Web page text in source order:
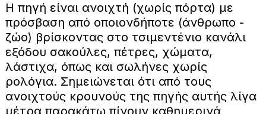
Η πηγή είναι ανοιχτή (χωρίς πόρτα) με
πρόσβαση από οποιονδήποτε (άνθρωπο -
ζώο) βρίσκοντας στο τσιμεντένιο κανάλι
εξόδου σακούλες, πέτρες, χώματα,
λάστιχα, όπως και σωλήνες χωρίς
ρολόγια. Σημειώνεται ότι από τους
ανοιχτούς κρουνούς της πηγής αυτής λίγα
μέτρα παρακάτω πίνουν καθημερινά